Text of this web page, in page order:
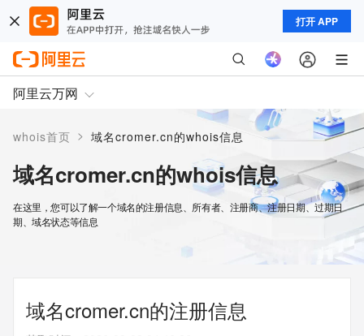
打开 APP
阿里云万网
whois首页 > 域名cromer.cn的whois信息
域名cromer.cn的whois信息
在这里，您可以了解一个域名的注册信息、所有者、注册商、注册日期、过期日
期、域名状态等信息
域名cromer.cn的注册信息